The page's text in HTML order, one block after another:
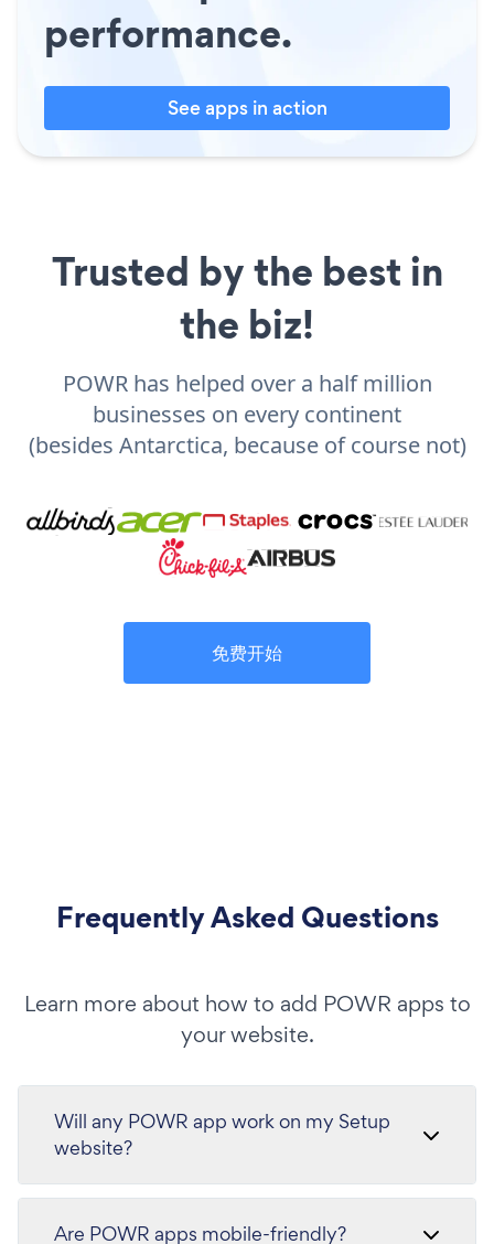
performance.
See apps in action
Trusted by the best in
the biz!
POWR has helped over a half million
businesses on every continent
(besides Antarctica, because of course not)
免费开始
Frequently Asked Questions
Learn more about how to add POWR apps to
your website.
Will any POWR app work on my Setup
website?
Are POWR apps mobile-friendly?